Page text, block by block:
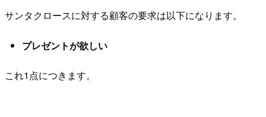
サンタクロースに対する顧客の要求は以下になります。
プレゼントが欲しい
これ1点につきます。